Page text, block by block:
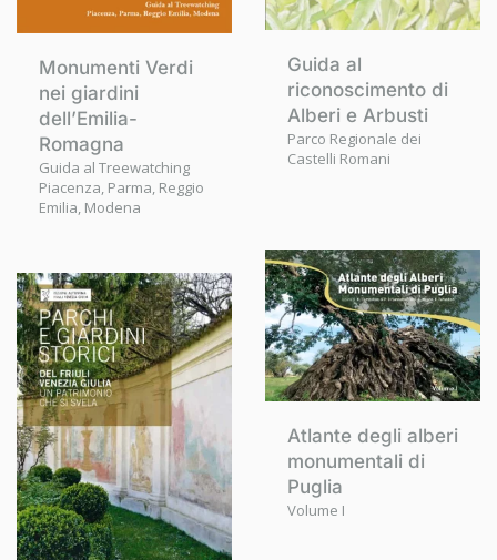
Monumenti Verdi
nei giardini
dell’Emilia-
Romagna
Guida al Treewatching
Piacenza, Parma, Reggio
Emilia, Modena
Guida al
riconoscimento di
Alberi e Arbusti
Parco Regionale dei
Castelli Romani
Atlante degli alberi
monumentali di
Puglia
Volume I